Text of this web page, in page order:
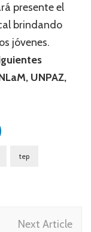
presente el
brindando
jóvenes.
UNPAZ,
tep
Next Article